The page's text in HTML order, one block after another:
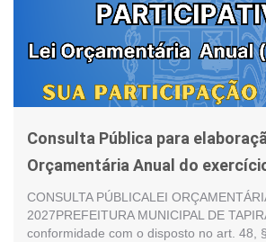
Consulta Pública para
Orçamentária Anual do
CONSULTA PÚBLICALEI
2027PREFEITURA MUNICIPAL DE
conformidade com o disposto no art. 48,